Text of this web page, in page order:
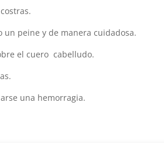
un peine y de manera cuidadosa.
el cuero cabelludo.
una hemorragia.